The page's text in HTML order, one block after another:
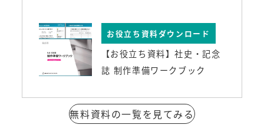
お役立ち資料ダウンロード
【お役立ち資料】社史・記念
誌 制作準備ワークブック
無料資料の一覧を見てみる